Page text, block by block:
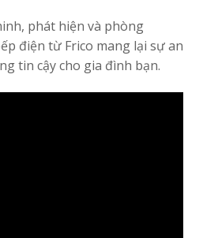
phát hiện và phòng
điện từ Frico mang lại sự an
tin cậy cho gia đình bạn.